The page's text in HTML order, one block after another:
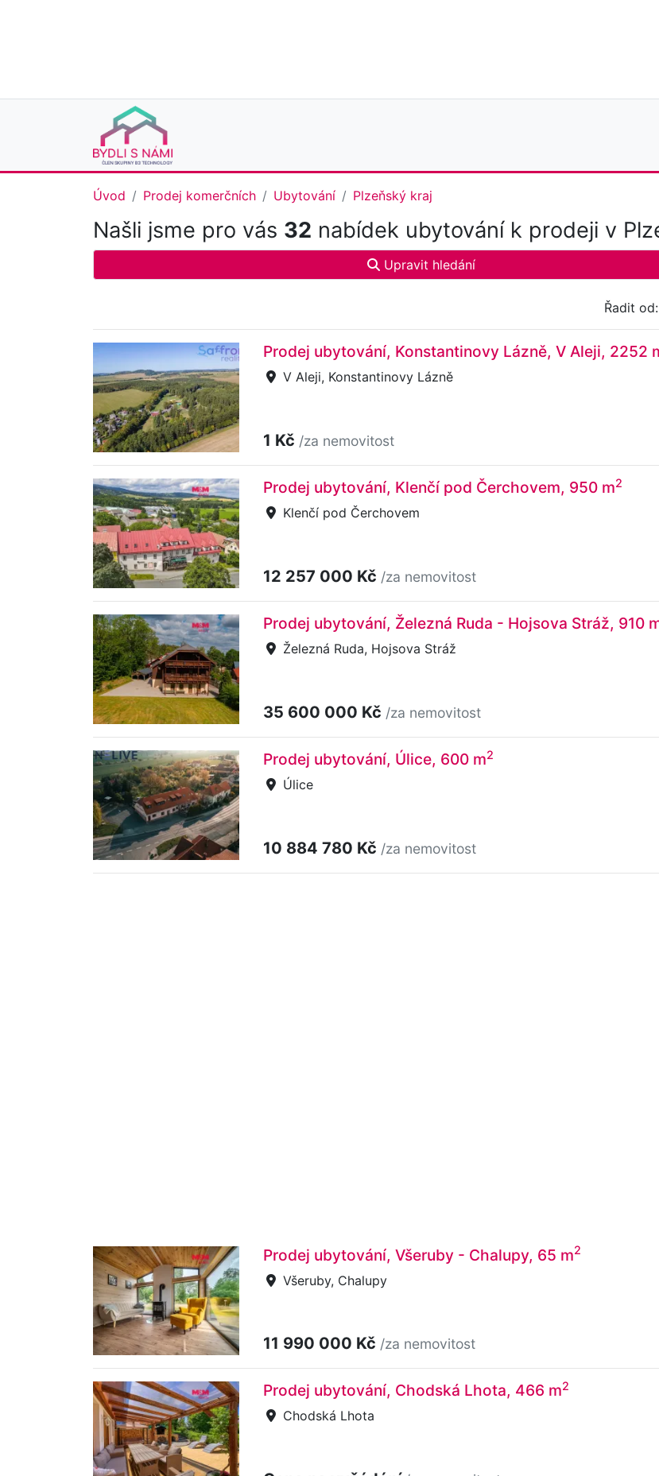
Úvod Prodej komerčních Ubytování Plzeňský kraj
Našli jsme pro vás 32 nabídek ubytování k prodeji v
Upravit hledání
Řadit od:
Prodej ubytování, Konstantinovy Lázně, V Aleji, 2252
V Aleji, Konstantinovy Lázně
1 Kč /za nemovitost
Prodej ubytování, Klenčí pod Čerchovem, 950 m2
Klenčí pod Čerchovem
12 257 000 Kč /za nemovitost
Prodej ubytování, Železná Ruda - Hojsova Stráž, 910
Železná Ruda, Hojsova Stráž
35 600 000 Kč /za nemovitost
Prodej ubytování, Úlice, 600 m2
Úlice
10 884 780 Kč /za nemovitost
Prodej ubytování, Všeruby - Chalupy, 65 m2
Všeruby, Chalupy
11 990 000 Kč /za nemovitost
Prodej ubytování, Chodská Lhota, 466 m2
Chodská Lhota